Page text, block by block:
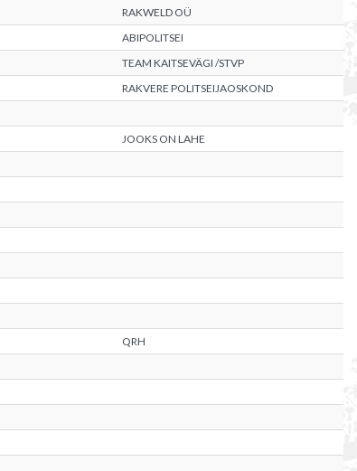
RAKWELD OÜ
ABIPOLITSEI
TEAM KAITSEVÄGI /STVP
RAKVERE POLITSEIJAOSKOND
JOOKS ON LAHE
QRH